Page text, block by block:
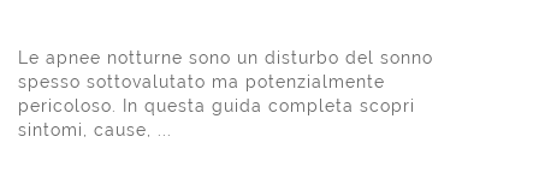
Le apnee notturne sono un disturbo del sonno
spesso sottovalutato ma potenzialmente
pericoloso. In questa guida completa scopri
sintomi, cause, ...